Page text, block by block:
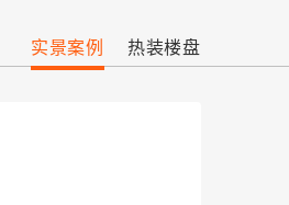
实景案例 热装楼盘